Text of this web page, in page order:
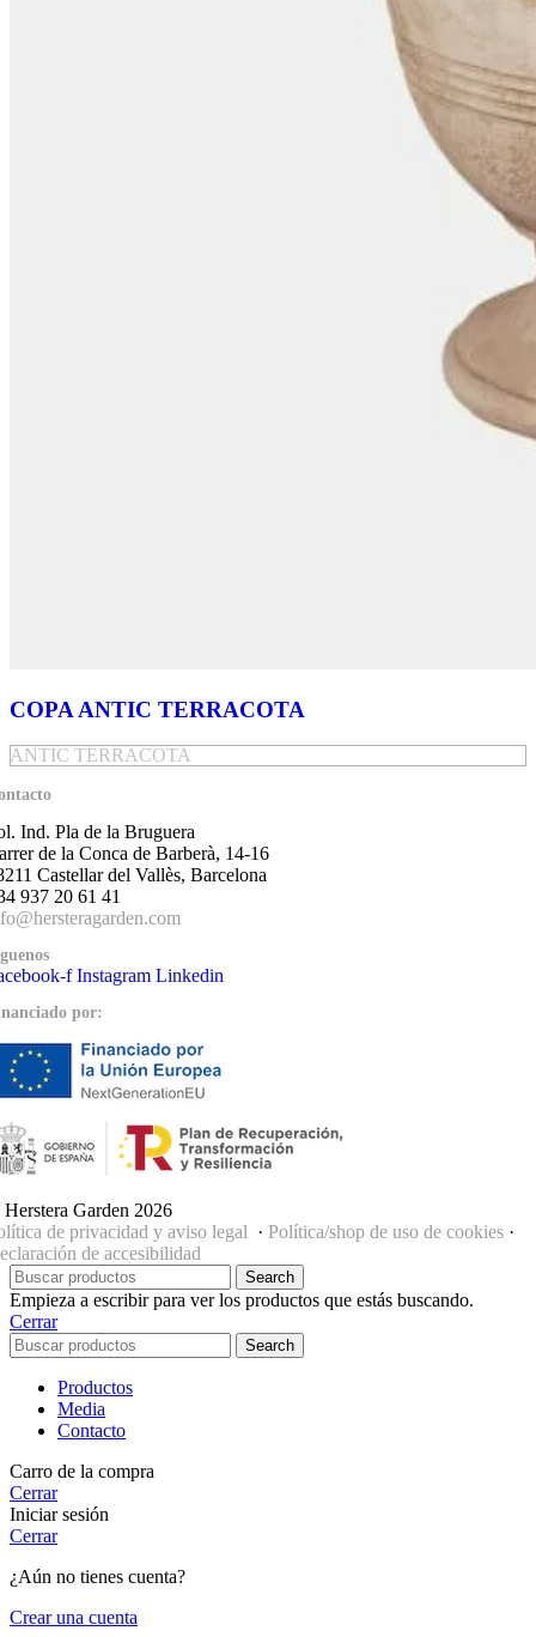
COPA ANTIC TERRACOTA
ANTIC TERRACOTA
Ind. Pla de la Bruguera
de la Conca de Barberà, 14-16
Castellar del Vallès, Barcelona
937 20 61 41
f Instagram Linkedin
por:
Garden 2026
de privacidad y aviso legal · Política/shop de uso de cookies ·
de accesibilidad
Search
Empieza a escribir para ver los productos que estás buscando.
Cerrar
Search
Productos
Media
Contacto
Carro de la compra
Cerrar
Iniciar sesión
Cerrar
¿Aún no tienes cuenta?
Crear una cuenta